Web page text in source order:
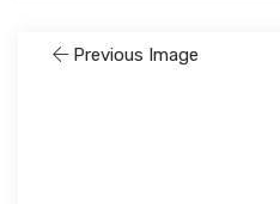
Previous Image